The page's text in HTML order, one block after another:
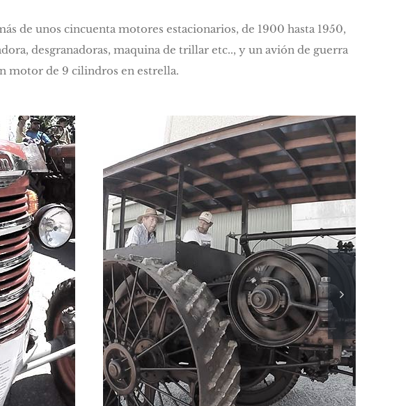
de unos cincuenta motores estacionarios, de 1900 hasta 1950,
desgranadoras, maquina de trillar etc.., y un avión de guerra
motor de 9 cilindros en estrella.